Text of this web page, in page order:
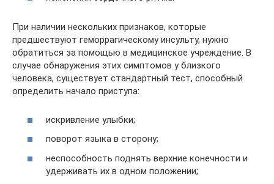
При наличии нескольких признаков, которые
предшествуют геморрагическому инсульту, нужно
обратиться за помощью в медицинское учреждение. В
случае обнаружения этих симптомов у близкого
человека, существует стандартный тест, способный
определить начало приступа:
искривление улыбки;
поворот языка в сторону;
неспособность поднять верхние конечности и
удерживать их в одном положении;